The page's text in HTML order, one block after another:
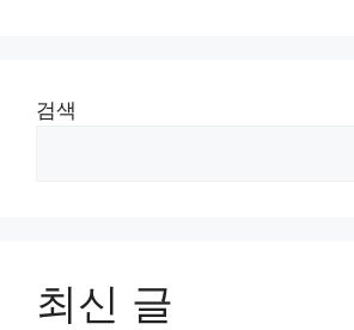
검색
최신 글